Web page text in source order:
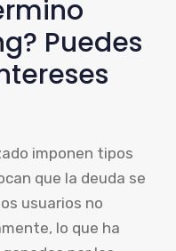
Puedes
imponen tipos
que la deuda se
usuarios no
lo que ha